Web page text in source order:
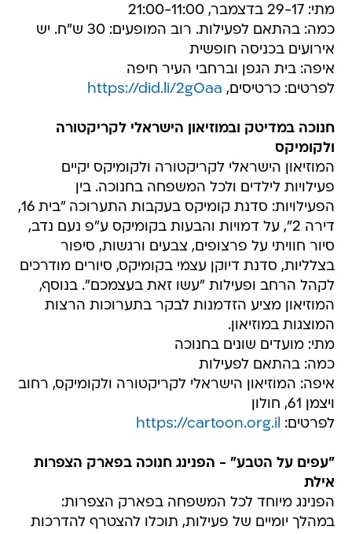
מתי: 29-17 בדצמבר, 21:00-11:00
כמה: בהתאם לפעילות. רוב המופעים: 30 ש"ח. יש
אירועים בכניסה חופשית
איפה: בית הגפן וברחבי העיר חיפה
לפרטים: כרטיסים, https://did.li/2gOaa
חנוכה במדיטק ובמוזיאון הישראלי לקריקטורה
ולקומיקס
המוזיאון הישראלי לקריקטורה ולקומיקס יקיים
פעילויות לילדים ולכל המשפחה בחנוכה. בין
הפעילויות: סדנת קומיקס בעקבות התערוכה "בית 16,
דירה 2", על דמויות והבעות בקומיקס ע"פ נעם נדב,
סיור חוויתי על פרצופים, צבעים ורגשות, סיפור
בצלליות, סדנת דיוקן עצמי בקומיקס, סיורים מודרכים
לקהל הרחב ופעילות "עשו זאת בעצמכם". בנוסף,
המוזיאון מציע הזדמנות לבקר בתערוכות הרצות
המוצגות במוזיאון.
מתי: מועדים שונים בחנוכה
כמה: בהתאם לפעילות
איפה: המוזיאון הישראלי לקריקטורה ולקומיקס, רחוב
ויצמן 61, חולון
לפרטים: https://cartoon.org.il
"עפים על הטבע" - הפנינג חנוכה בפארק הצפרות
אילת
הפנינג מיוחד לכל המשפחה בפארק הצפרות:
במהלך יומיים של פעילות, תוכלו להצטרף להדרכות